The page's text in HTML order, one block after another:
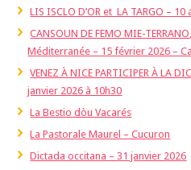
LIS ISCLO D’OR et LA TARGO –
CANSOUN DE FEMO MIE-
Méditerranée – 15 février 2026 –
VENEZ À NICE PARTICIPER À LA
janvier 2026 à 10h30
La Bestio dòu Vacarés
La Pastorale Maurel – Cucuron
Dictada occitana – 31 janvier 2026